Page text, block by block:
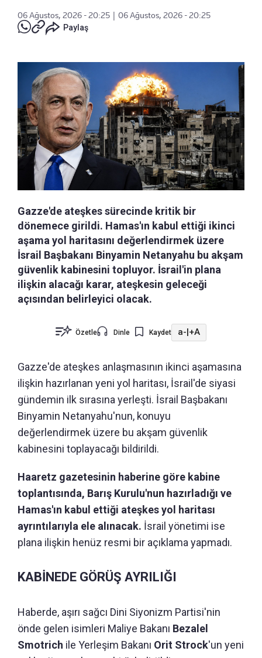
06 Ağustos, 2026 - 20:25
06 Ağustos, 2026 - 20:25
Paylaş
Gazze'de ateşkes sürecinde kritik bir
dönemece girildi. Hamas'ın kabul ettiği ikinci
aşama yol haritasını değerlendirmek üzere
İsrail Başbakanı Binyamin Netanyahu bu akşam
güvenlik kabinesini topluyor. İsrail'in plana
ilişkin alacağı karar, ateşkesin geleceği
açısından belirleyici olacak.
Özetle Dinle Kaydet a-|+A
Gazze'de ateşkes anlaşmasının ikinci aşamasına
ilişkin hazırlanan yeni yol haritası, İsrail'de siyasi
gündemin ilk sırasına yerleşti. İsrail Başbakanı
Binyamin Netanyahu'nun, konuyu
değerlendirmek üzere bu akşam güvenlik
kabinesini toplayacağı bildirildi.
Haaretz gazetesinin haberine göre kabine
toplantısında, Barış Kurulu'nun hazırladığı ve
Hamas'ın kabul ettiği ateşkes yol haritası
ayrıntılarıyla ele alınacak. İsrail yönetimi ise
plana ilişkin henüz resmi bir açıklama yapmadı.
KABİNEDE GÖRÜŞ AYRILIĞI
Haberde, aşırı sağcı Dini Siyonizm Partisi'nin
önde gelen isimleri Maliye Bakanı Bezalel
Smotrich ile Yerleşim Bakanı Orit Strock'un yeni